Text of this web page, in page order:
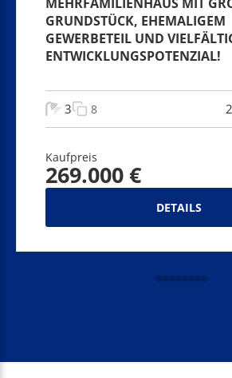
RUNDSTÜCK, EHEMALIGEM G
EWERBETEIL UND
NTWICKLUNGSPOTENZIAL!
3 8
Kaufpreis
269.000 €
DETAILS